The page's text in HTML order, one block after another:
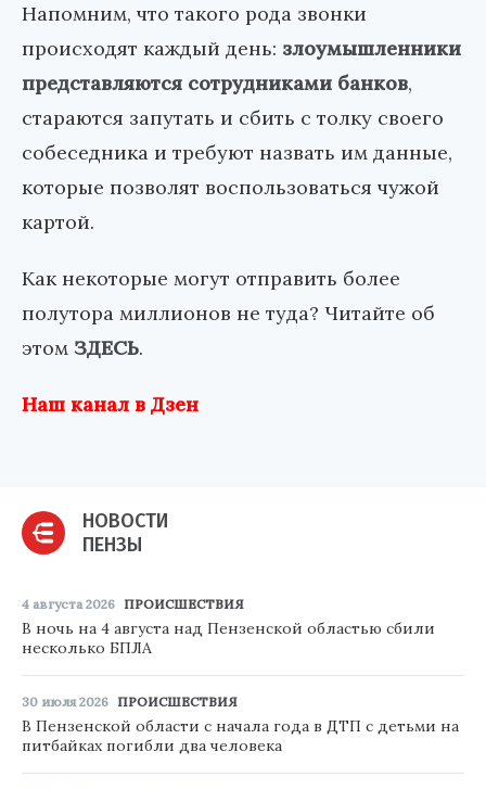
Напомним, что такого рода звонки
происходят каждый день: злоумышленники
представляются сотрудниками банков,
стараются запутать и сбить с толку своего
собеседника и требуют назвать им данные,
которые позволят воспользоваться чужой
картой.
Как некоторые могут отправить более
полутора миллионов не туда? Читайте об
этом ЗДЕСЬ.
Наш канал в Дзен
НОВОСТИ
ПЕНЗЫ
4 августа 2026 ПРОИСШЕСТВИЯ
В ночь на 4 августа над Пензенской областью сбили
несколько БПЛА
30 июля 2026 ПРОИСШЕСТВИЯ
В Пензенской области с начала года в ДТП с детьми на
питбайках погибли два человека